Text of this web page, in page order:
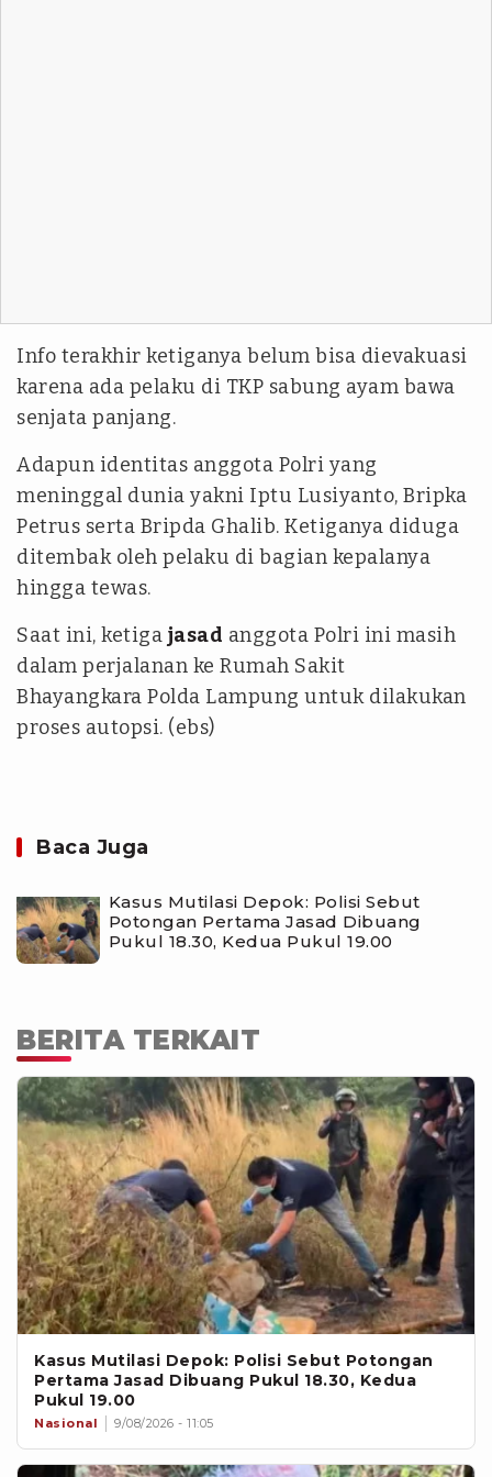
Info terakhir ketiganya belum bisa dievakuasi
karena ada pelaku di TKP sabung ayam bawa
senjata panjang.
Adapun identitas anggota Polri yang
meninggal dunia yakni Iptu Lusiyanto, Bripka
Petrus serta Bripda Ghalib. Ketiganya diduga
ditembak oleh pelaku di bagian kepalanya
hingga tewas.
Saat ini, ketiga jasad anggota Polri ini masih
dalam perjalanan ke Rumah Sakit
Bhayangkara Polda Lampung untuk dilakukan
proses autopsi. (ebs)
Baca Juga
Kasus Mutilasi Depok: Polisi Sebut
Potongan Pertama Jasad Dibuang
Pukul 18.30, Kedua Pukul 19.00
BERITA TERKAIT
Kasus Mutilasi Depok: Polisi Sebut Potongan
Pertama Jasad Dibuang Pukul 18.30, Kedua
Pukul 19.00
Nasional 9/08/2026 - 11:05